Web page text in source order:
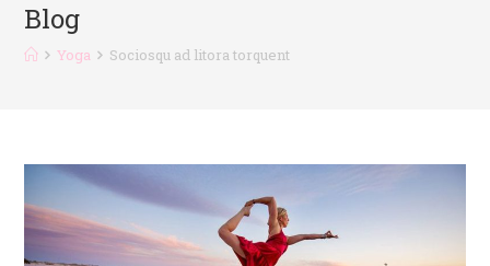
Blog
Yoga Sociosqu ad litora torquent